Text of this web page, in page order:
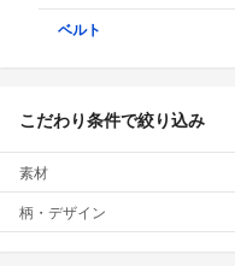
ベルト
こだわり条件で絞り込み
素材
柄・デザイン